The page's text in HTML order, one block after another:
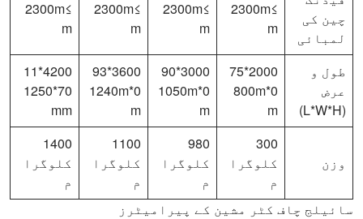
چین کی
لمبائی
≥2300m
m
≥2300m
m
≥2300m
m
≥2300m
m
طول و
عرض
(L*W*H)
2000*75
0*800m
m
3000*90
0*1050m
m
3600*93
0*1240m
m
4200*11
70*1250
mm
وزن
300
کلوگرا
م
980
کلوگرا
م
1100
کلوگرا
م
1400
کلوگرا
م
سائیلج چاف کٹر مشین کے پیرامیٹرز